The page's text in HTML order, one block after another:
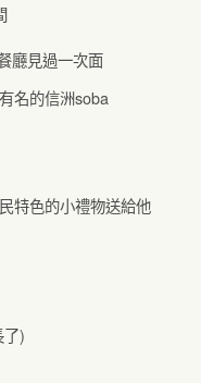
廳見過一次面
名的信洲soba
特色的小禮物送給他
)